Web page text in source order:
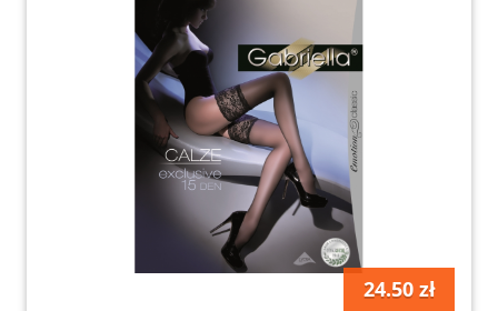
24.50 zł